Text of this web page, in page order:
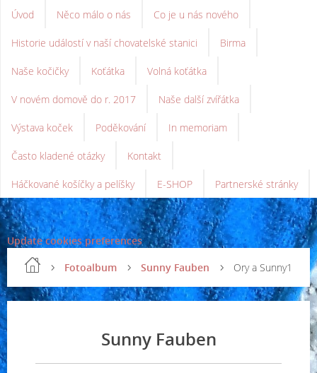
Úvod Něco málo o nás Co je u nás nového
Historie událostí v naší chovatelské stanici Birma
Naše kočičky Koťátka Volná koťátka
V novém domově do r. 2017 Naše další zvířátka
Výstava koček Poděkování In memoriam
Často kladené otázky Kontakt
Háčkované košíčky a pelíšky E-SHOP Partnerské stránky
Update cookies preferences
Fotoalbum
Sunny Fauben Ory a Sunny1
Sunny Fauben